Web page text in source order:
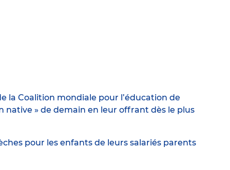
la Coalition mondiale pour l’éducation de
native » de demain en leur offrant dès le plus
pour les enfants de leurs salariés parents